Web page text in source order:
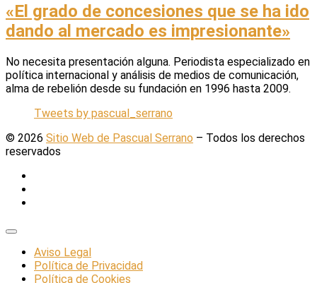
«El grado de concesiones que se ha ido
dando al mercado es impresionante»
No necesita presentación alguna. Periodista especializado en
política internacional y análisis de medios de comunicación,
alma de rebelión desde su fundación en 1996 hasta 2009.
Tweets by pascual_serrano
© 2026 Sitio Web de Pascual Serrano – Todos los derechos
reservados
Aviso Legal
Política de Privacidad
Política de Cookies